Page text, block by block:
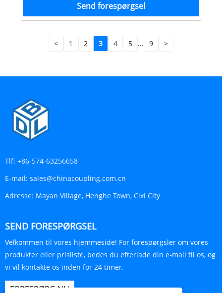
Send forespørgsel
< 1 2 3 4 5 ... 9 >
Tlf: +86-574-63256658
E-mail: sales@chinacoupling.com.cn
Adresse: Mayan Village, Henghe Town, Cixi City
SEND FORESPØRGSEL
Velkommen til vores hjemmeside! For forespørgsler om vores
produkter eller prisliste, bedes du efterlade din e-mail til os, og
vi vil kontakte os inden for 24 timer.
FORESPØRG NU